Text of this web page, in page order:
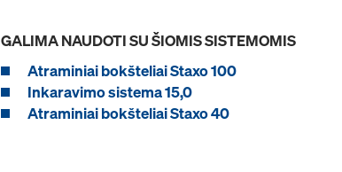
GALIMA NAUDOTI SU ŠIOMIS SISTEMOMIS
Atraminiai bokšteliai Staxo 100
Inkaravimo sistema 15,0
Atraminiai bokšteliai Staxo 40